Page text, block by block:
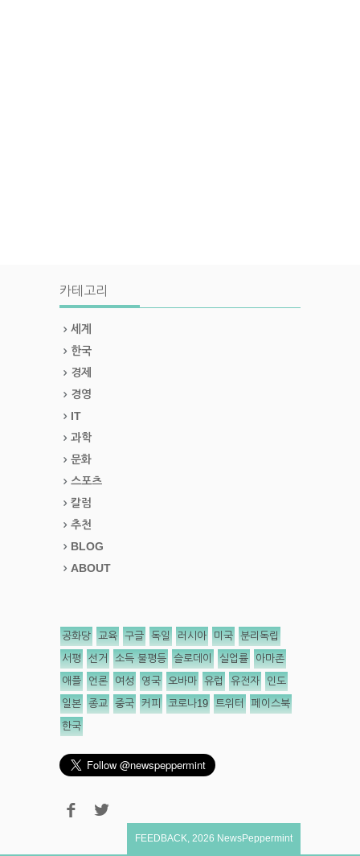
카테고리
세계
한국
경제
경영
IT
과학
문화
스포츠
칼럼
추천
BLOG
ABOUT
공화당 교육 구글 독일 러시아 미국 분리독립
서평 선거 소득 불평등 슬로데이 실업률 아마존
애플 언론 여성 영국 오바마 유럽 유전자 인도
일본 종교 중국 커피 코로나19 트위터 페이스북
한국
FEEDBACK 2026 NewsPeppermint